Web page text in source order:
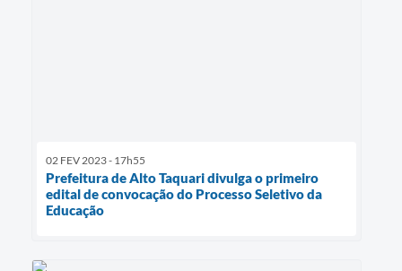
02 FEV 2023 - 17h55
Prefeitura de Alto Taquari divulga o primeiro
edital de convocação do Processo Seletivo da
Educação